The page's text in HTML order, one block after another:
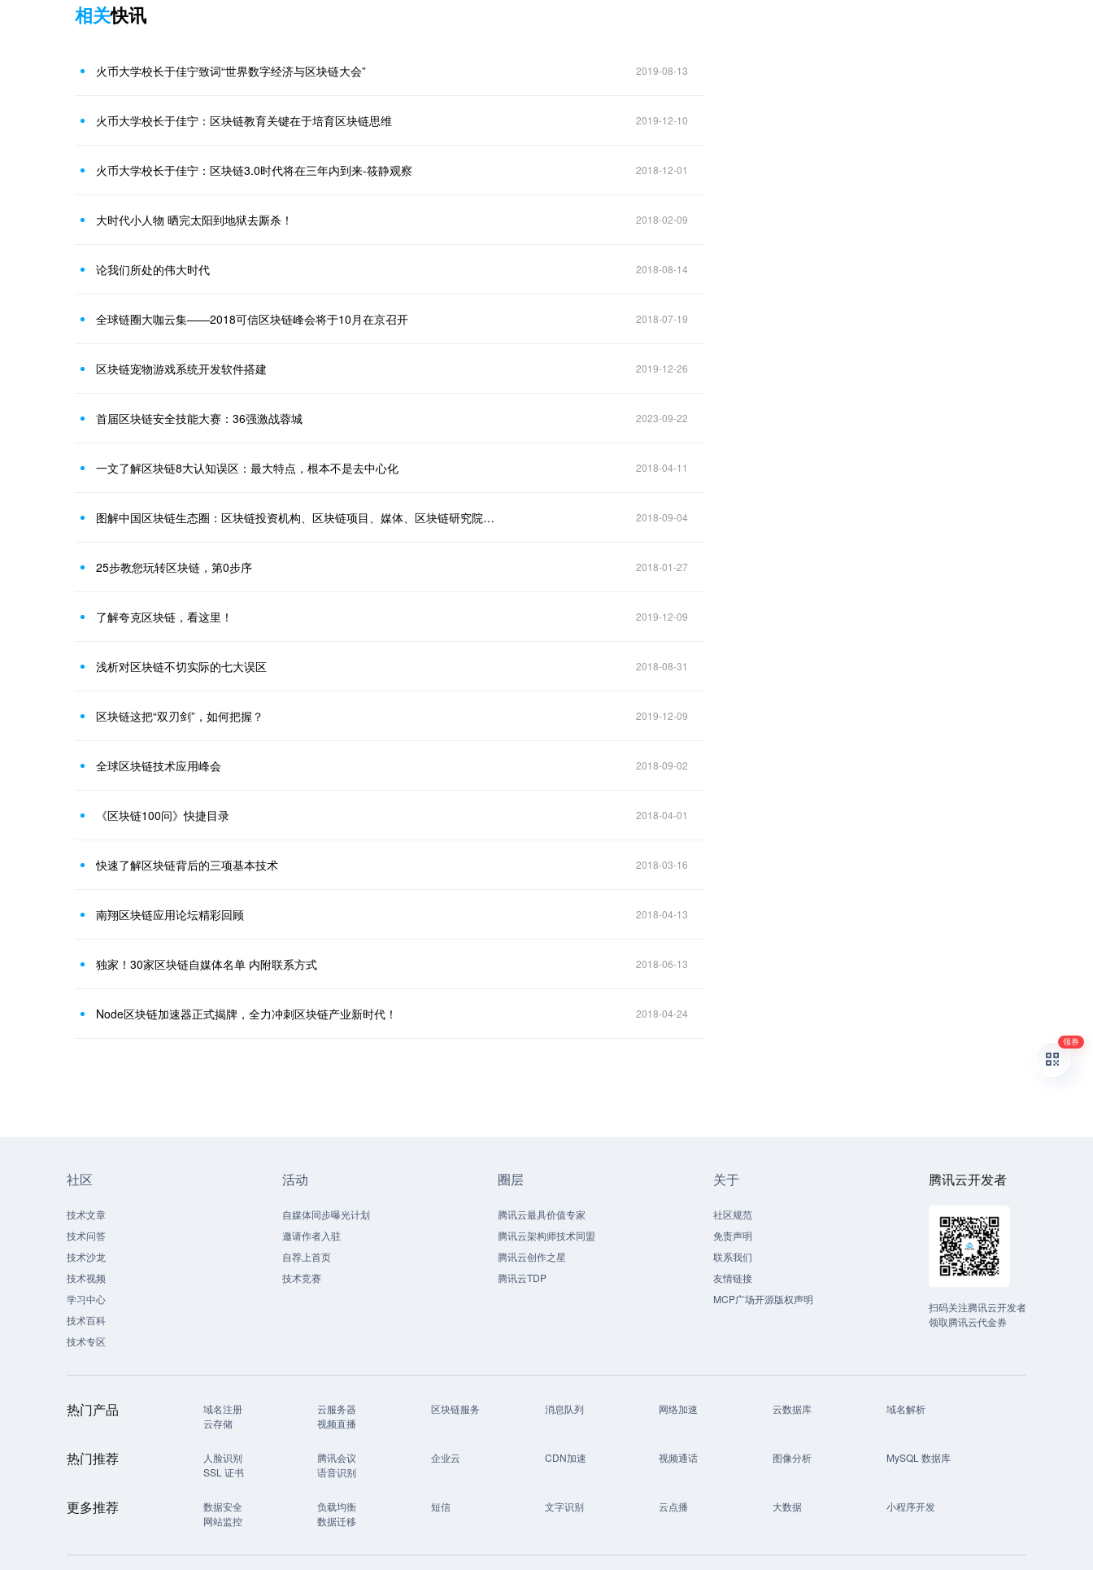
相关快讯
火币大学校长于佳宁致词“世界数字经济与区块链大会” 2019-08-13
火币大学校长于佳宁：区块链教育关键在于培育区块链思维 2019-12-10
火币大学校长于佳宁：区块链3.0时代将在三年内到来-筱静观察 2018-12-01
大时代小人物 晒完太阳到地狱去厮杀！ 2018-02-09
论我们所处的伟大时代 2018-08-14
全球链圈大咖云集——2018可信区块链峰会将于10月在京召开 2018-07-19
区块链宠物游戏系统开发软件搭建 2019-12-26
首届区块链安全技能大赛：36强激战蓉城 2023-09-22
一文了解区块链8大认知误区：最大特点，根本不是去中心化 2018-04-11
图解中国区块链生态圈：区块链投资机构、区块链项目、媒体、区块链研究院都在这里！ 2018-09-04
25步教您玩转区块链，第0步序 2018-01-27
了解夸克区块链，看这里！ 2019-12-09
浅析对区块链不切实际的七大误区 2018-08-31
区块链这把“双刃剑”，如何把握？ 2019-12-09
全球区块链技术应用峰会 2018-09-02
《区块链100问》快捷目录 2018-04-01
快速了解区块链背后的三项基本技术 2018-03-16
南翔区块链应用论坛精彩回顾 2018-04-13
独家！30家区块链自媒体名单 内附联系方式 2018-06-13
Node区块链加速器正式揭牌，全力冲刺区块链产业新时代！ 2018-04-24
社区
技术文章
技术问答
技术沙龙
技术视频
学习中心
技术百科
技术专区
活动
自媒体同步曝光计划
邀请作者入驻
自荐上首页
技术竞赛
圈层
腾讯云最具价值专家
腾讯云架构师技术同盟
腾讯云创作之星
腾讯云TDP
关于
社区规范
免责声明
联系我们
友情链接
MCP广场开源版权声明
腾讯云开发者
扫码关注腾讯云开发者
领取腾讯云代金券
热门产品 域名注册 云服务器 区块链服务 消息队列 网络加速 云数据库
域名解析
云存储
视频直播
热门推荐 人脸识别 腾讯会议 企业云 CDN加速 视频通话 图像分析
MySQL 数据库
SSL 证书
语音识别
更多推荐 数据安全 负载均衡 短信 文字识别 云点播 大数据
小程序开发
网站监控
数据迁移
领券